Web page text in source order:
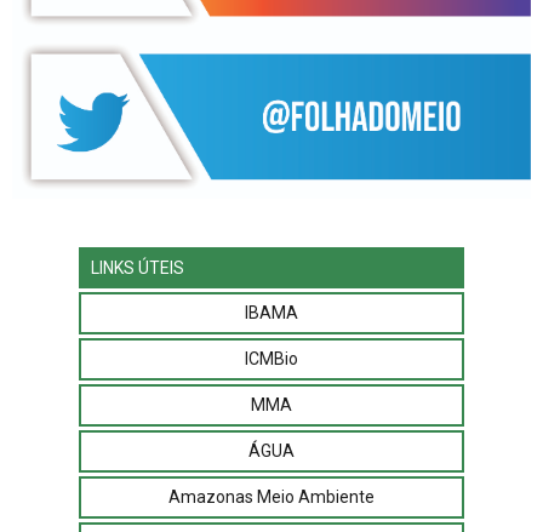
LINKS ÚTEIS
IBAMA
ICMBio
MMA
ÁGUA
Amazonas Meio Ambiente